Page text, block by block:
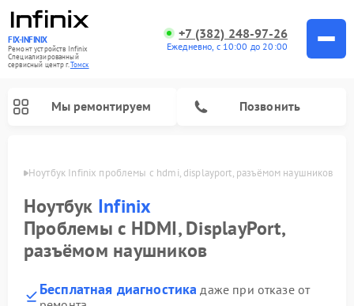
FIX-INFINIX
Ремонт устройств Infinix
Специализированный
cервисный центр г.Томск
+7 (382) 248-97-26
Ежедневно, с 10:00 до 20:00
Мы ремонтируем Позвонить
Ноутбук Infinix проблемы с hdmi, displayport, разъёмом наушников
Ноутбук Infinix
Проблемы с HDMI, DisplayPort,
разъёмом наушников
Бесплатная диагностика даже при отказе от